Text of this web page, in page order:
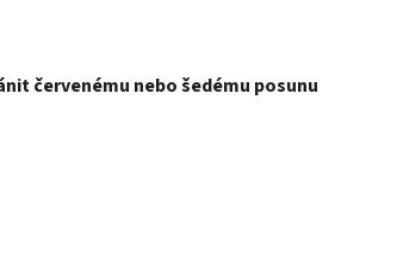
červenému nebo šedému posunu